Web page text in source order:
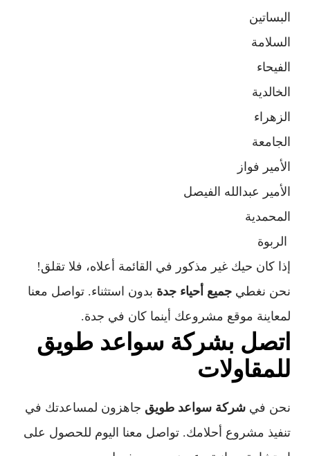
البساتين
السلامة
الفيحاء
الخالدية
الزهراء
الجامعة
الأمير فواز
الأمير عبدالله الفيصل
المحمدية
الربوة
إذا كان حيك غير مذكور في القائمة أعلاه، فلا تقلق!
نحن نغطي جميع أحياء جدة بدون استثناء. تواصل معنا
لمعاينة موقع مشروعك أينما كان في جدة.
اتصل بشركة سواعد طويق
للمقاولات
نحن في شركة سواعد طويق جاهزون لمساعدتك في
تنفيذ مشروع أحلامك. تواصل معنا اليوم للحصول على